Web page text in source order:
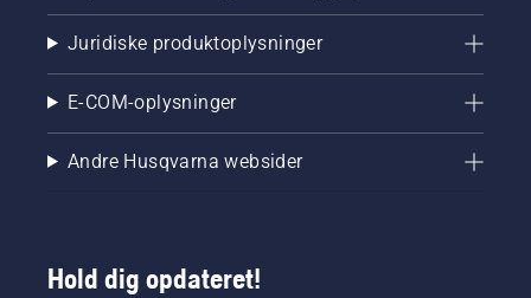
Juridiske produktoplysninger
E-COM-oplysninger
Andre Husqvarna websider
Hold dig opdateret!